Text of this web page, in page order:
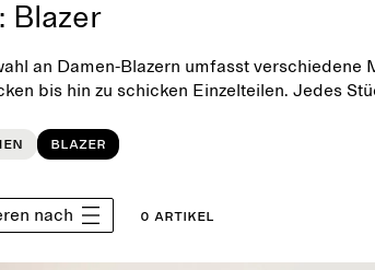
Blazer
an Damen-Blazern umfasst verschiedene
bis hin zu schicken Einzelteilen. Jedes
findest.
Blazer
nach 0 Artikel